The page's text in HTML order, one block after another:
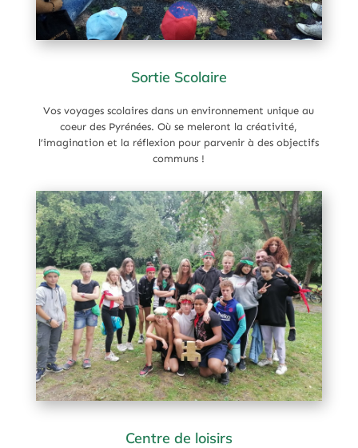
Sortie Scolaire
Vos voyages scolaires dans un environnement unique au
coeur des Pyrénées. Où se meleront la créativité,
l’imagination et la réflexion pour parvenir à des objectifs
communs !
Centre de loisirs